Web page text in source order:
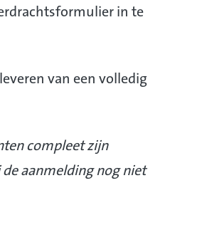
in te
van een volledig
compleet zijn
aanmelding nog niet